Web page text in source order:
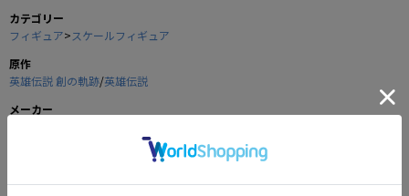
カテゴリー
フィギュア>スケールフィギュア
原作
英雄伝説 創の軌跡/英雄伝説
メーカー